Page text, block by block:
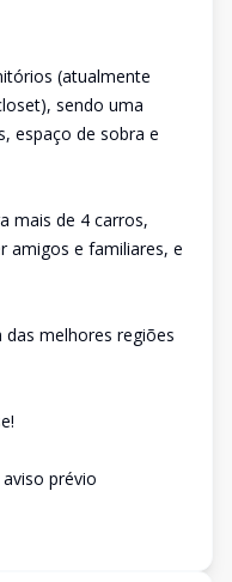
(atualmente
sendo uma
espaço de sobra e
mais de 4 carros,
amigos e familiares, e
das melhores regiões
prévio